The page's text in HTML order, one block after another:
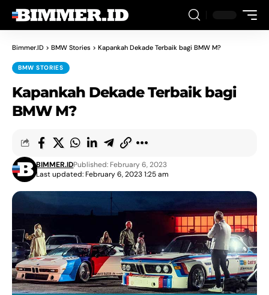
Bimmer.ID > BMW Stories > Kapankah Dekade Terbaik bagi BMW M?
BMW STORIES
Kapankah Dekade Terbaik bagi
BMW M?
Last updated: February 6, 2023 1:25 am
BIMMER.IDPublished: February 6, 2023